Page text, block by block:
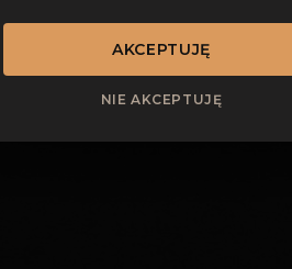
OTWÓRZ PORTFOLIO
AKCEPTUJĘ
NIE AKCEPTUJĘ